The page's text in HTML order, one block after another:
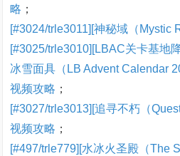
略 ；
[#3024/trle3011][神秘域（Mystic
[#3025/trle3010][LBAC关卡基地
冰雪面具（LB Advent Calendar
视频攻略 ；
[#3027/trle3013][追寻不朽（
视频攻略 ；
[#497/trle779][水冰火圣殿（The